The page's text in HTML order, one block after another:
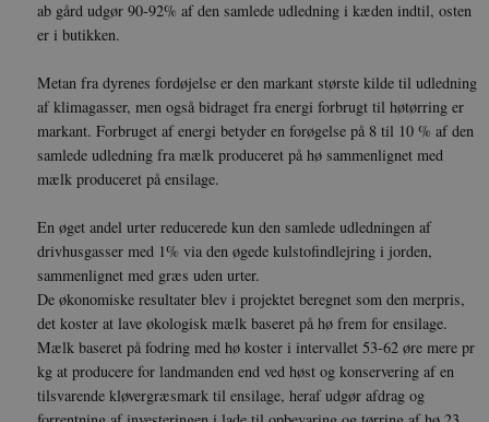
ab gård udgør 90-92% af den samlede udledning i kæden indtil, osten
er i butikken.
Metan fra dyrenes fordøjelse er den markant største kilde til udledning
af klimagasser, men også bidraget fra energi forbrugt til høtørring er
markant. Forbruget af energi betyder en forøgelse på 8 til 10 % af den
samlede udledning fra mælk produceret på hø sammenlignet med
mælk produceret på ensilage.
En øget andel urter reducerede kun den samlede udledningen af
drivhusgasser med 1% via den øgede kulstofindlejring i jorden,
sammenlignet med græs uden urter.
De økonomiske resultater blev i projektet beregnet som den merpris,
det koster at lave økologisk mælk baseret på hø frem for ensilage.
Mælk baseret på fodring med hø koster i intervallet 53-62 øre mere pr
kg at producere for landmanden end ved høst og konservering af en
tilsvarende kløvergræsmark til ensilage, heraf udgør afdrag og
typo3nonce_uOhyiEDPI1K_SmLRNTS49Q
__Secure-typo3nonce_ky-
CookieScriptConsent
CookieScript
icrofs.dk
1
__Secure-
typo3nonce__gmD7aT5GgP4rEaReeoT4Q
icrofs.dk
__Secure-typo3nonce_9pF_MH- icrofs.dk